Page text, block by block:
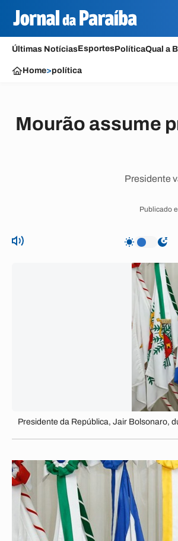
Últimas NotíciasEsportesPolíticaQual a
Home>política
Mourão assume
Presidente
Publicado
Presidente da República, Jair Bolsonaro,